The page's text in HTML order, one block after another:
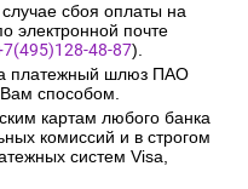
сбоя оплаты на
электронной почте
48-87).
платежный шлюз ПАО
способом.
картам любого банка
комиссий и в строгом
систем Visa,